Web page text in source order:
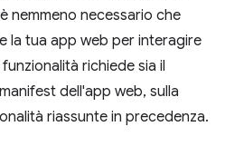
nemmeno necessario che
la tua app web per interagire
richiede sia il
dell'app web, sulla
riassunte in precedenza.